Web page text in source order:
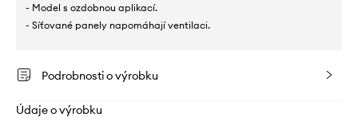
- Model s ozdobnou aplikací.
- Síťované panely napomáhají ventilaci.
Podrobnosti o výrobku
Údaje o výrobku